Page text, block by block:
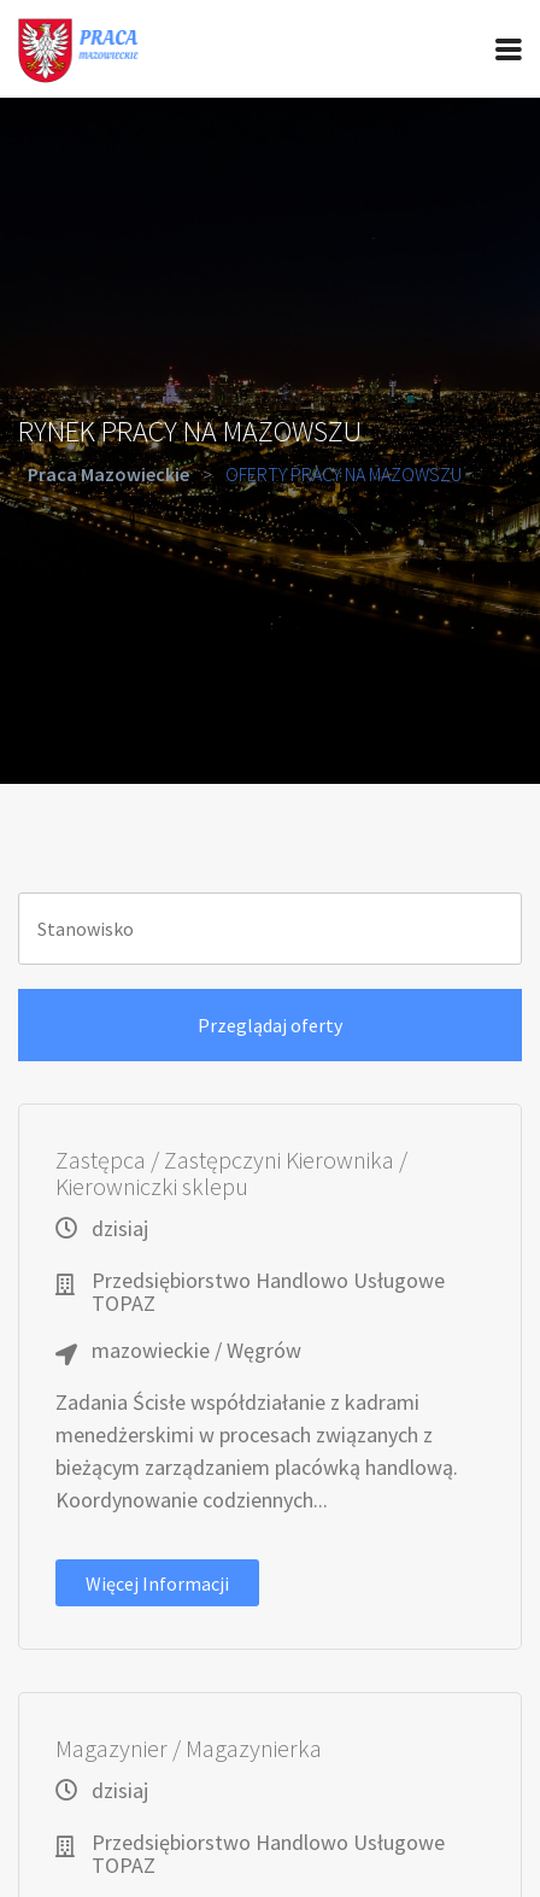
RYNEK PRACY NA MAZOWSZU
Praca Mazowieckie > OFERTY PRACY NA MAZOWSZU
Zastępca / Zastępczyni Kierownika /
Kierowniczki sklepu
dzisiaj
Przedsiębiorstwo Handlowo Usługowe
TOPAZ
mazowieckie / Węgrów
Zadania Ścisłe współdziałanie z kadrami
menedżerskimi w procesach związanych z
bieżącym zarządzaniem placówką handlową.
Koordynowanie codziennych...
Więcej Informacji
Magazynier / Magazynierka
dzisiaj
Przedsiębiorstwo Handlowo Usługowe
TOPAZ